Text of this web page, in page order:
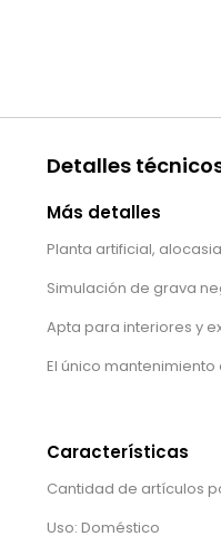
Detalles
Más detalles
Planta artificial,
Simulación de grava
Apta para interiores y
El único
Características
Cantidad de artículos
Uso: Doméstico